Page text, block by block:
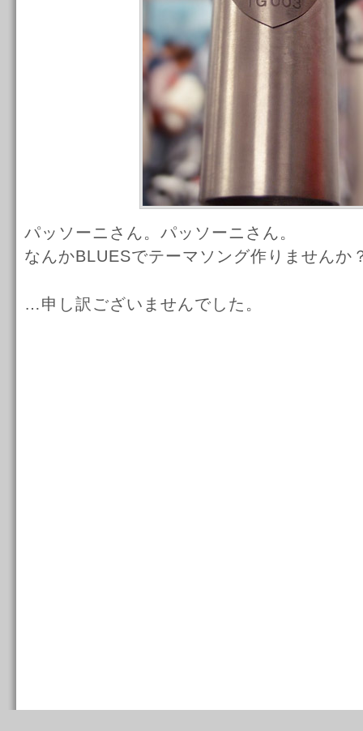
パッソーニさん。パッソーニさん。
なんかBLUESでテーマソング作りませんか
…申し訳ございませんでした。